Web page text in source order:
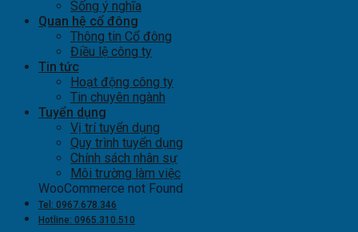
Sống ý nghĩa
Quan hệ cổ đông
Thông tin Cổ đông
Điều lệ công ty
Tin tức
Hoạt động công ty
Tin chuyên ngành
Tuyển dụng
Vị trí tuyển dụng
Quy trình tuyển dụng
Chính sách nhân sự
Môi trường làm việc
WooCommerce not Found
Tel: 0967.678.346
Hotline: 0965.310.510